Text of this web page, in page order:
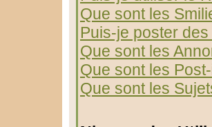
Que sont les
Puis-je poster
Que sont les
Que sont les
Que sont les